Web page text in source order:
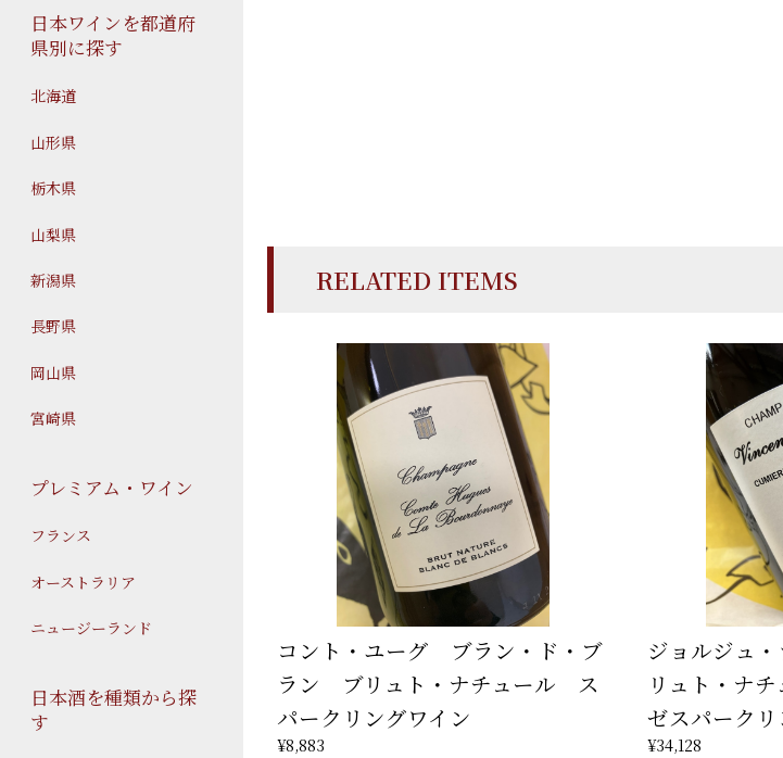
日本ワインを都道府
県別に探す
北海道
山形県
栃木県
山梨県
新潟県
長野県
岡山県
宮崎県
プレミアム・ワイン
フランス
オーストラリア
ニュージーランド
日本酒を種類から探
す
RELATED ITEMS
コント・ユーグ ブラン・ド・ブ
ラン ブリュト・ナチュール ス
パークリングワイン
¥8,883
ジョルジュ
リュト・ナ
ゼスパーク
¥34,128